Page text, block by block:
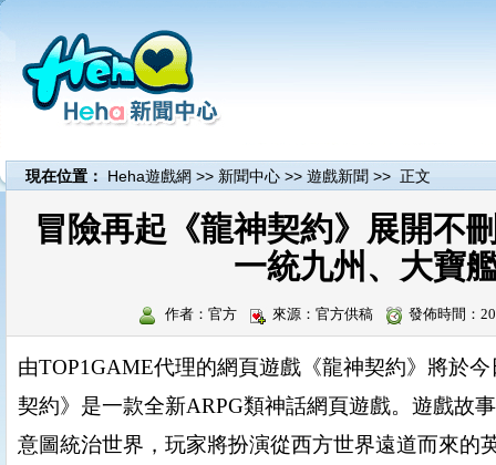
現在位置： Heha遊戲網 >> 新聞中心 >> 遊戲新聞 >> 正文
冒險再起《龍神契約》展開不
一統九州、大寶
作者：官方 來源：官方供稿 發佈時間：
由TOP1GAME代理的網頁遊戲 《龍神契約》將於
契約》是一款全新ARPG類神話網頁遊戲。遊戲故
意圖統治世界，玩家將扮演從西方世界遠道而來的